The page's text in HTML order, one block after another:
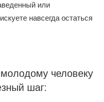
или
навсегда остаться
человеку
шаг: